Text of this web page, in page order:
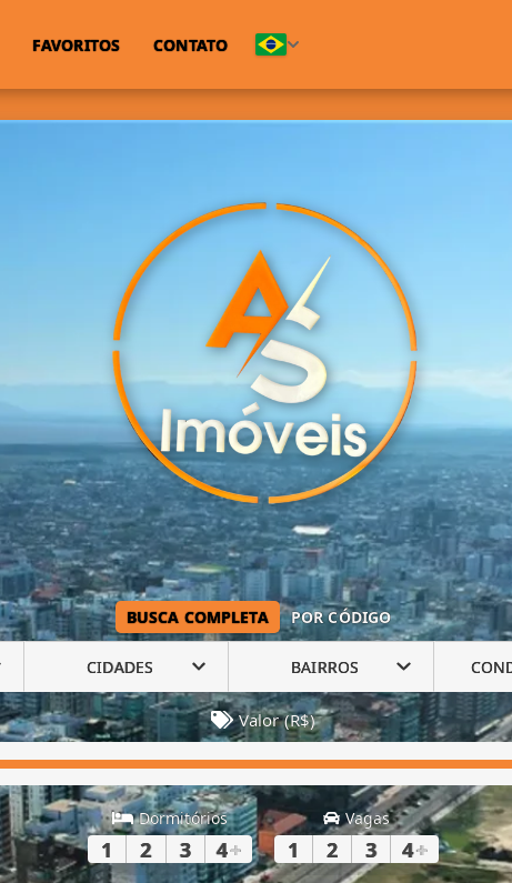
FAVORITOS CONTATO
BUSCA COMPLETA POR CÓDIGO
CIDADES BAIRROS
Valor (R$)
Dormitórios
1 2 3 4+
Vagas
1 2 3 4+